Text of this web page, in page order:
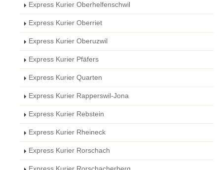
Express Kurier Oberhelfenschwil
Express Kurier Oberriet
Express Kurier Oberuzwil
Express Kurier Pfäfers
Express Kurier Quarten
Express Kurier Rapperswil-Jona
Express Kurier Rebstein
Express Kurier Rheineck
Express Kurier Rorschach